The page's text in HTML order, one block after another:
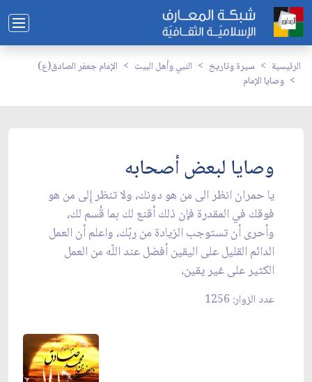
الرئيسية سيرة وتاريخ النبي وأهل البيت
الإمام جعفر الصادق(ع)
وصايا الإمام
وصايا لبعض أصحابه
يا حمران انظر الى من هو دونك، ولا تنظر إِلى من هو
فوقك في المقدرة فإن ذلك أقنع لك بما قُسم لك،
وأحرى أن تستوجب الزيادة من ربّك، واعلم أن العمل
الدائم القليل على اليقين أفضل عند اللّه من العمل
الكثير على غير يقين،
عدد الزوار: 1256